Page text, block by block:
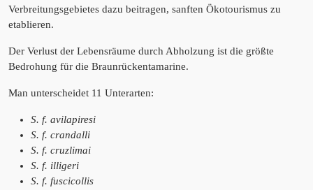
Verbreitungsgebietes dazu beitragen, sanften Ökotourismus zu
etablieren.
Der Verlust der Lebensräume durch Abholzung ist die größte
Bedrohung für die Braunrückentamarine.
Man unterscheidet 11 Unterarten:
S. f. avilapiresi
S. f. crandalli
S. f. cruzlimai
S. f. illigeri
S. f. fuscicollis